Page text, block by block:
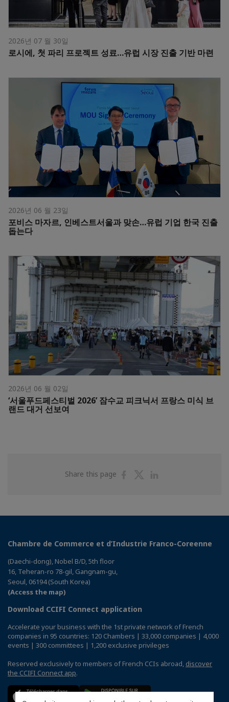
2026년 07 월 30일
로시에, 첫 파리 프로젝트 성료…유럽 시장 진출 기반 마련
2026년 06 월 23일
포비스 마자르, 인베스트서울과 맞손…유럽 기업 한국 진출
돕는다
2026년 06 월 02일
‘서울푸드페스티벌 2026’ 잠수교 피크닉서 프랑스 미식 브
랜드 대거 선보여
Share this page
ShareShare
Chambre de Commerce et d’Industrie Franco-Coreenne
(Daechi-dong), Nobel B/D, 5th floor
16, Teheran-ro 78-gil, Gangnam-gu,
Seoul, 06194 (South Korea)
(Access the map)
Download CCIFI Connect application
Accelerate your business with the 1st private network of French
companies in 95 countries: 120 Chambers | 33,000 companies | 4,000
events | 300 committees | 1,200 exclusive privileges
Reserved exclusively to members of French CCIs abroad, discover
the CCIFI Connect app.